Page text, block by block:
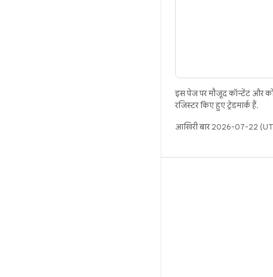
इस पेज पर मौजूद कॉन्टेंट और
रजिस्टर किए हुए ट्रेडमार्क हैं.
आखिरी बार 2026-07-22